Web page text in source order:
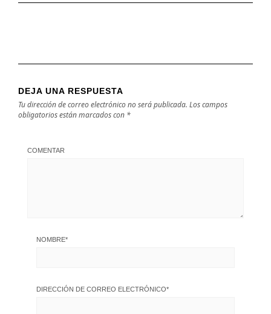
DEJA UNA RESPUESTA
Tu dirección de correo electrónico no será publicada. Los campos
obligatorios están marcados con *
COMENTAR
NOMBRE*
DIRECCIÓN DE CORREO ELECTRÓNICO*